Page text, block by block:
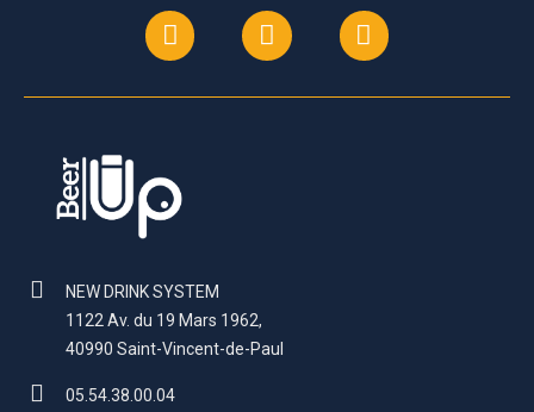
NEW DRINK SYSTEM
1122 Av. du 19 Mars 1962,
40990 Saint-Vincent-de-Paul
05.54.38.00.04